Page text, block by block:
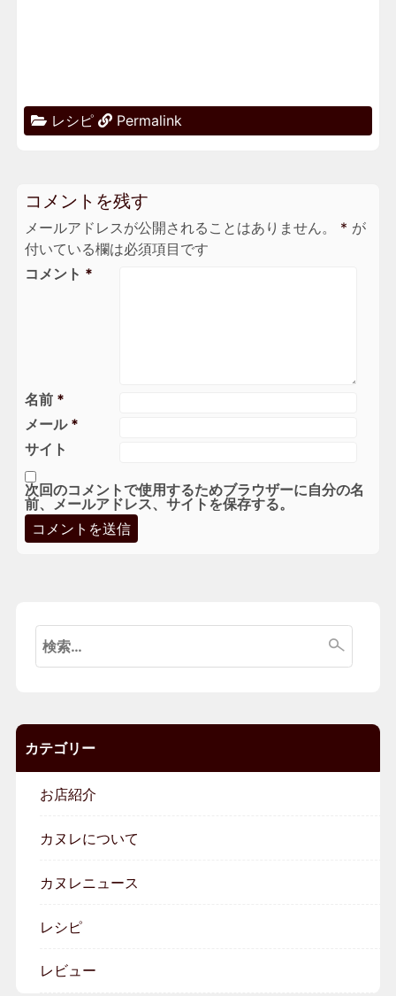
レシピ Permalink
コメントを残す
メールアドレスが公開されることはありません。 * が
付いている欄は必須項目です
コメント *
名前 *
メール *
サイト
次回のコメントで使用するためブラウザーに自分の名
前、メールアドレス、サイトを保存する。
検
索:
カテゴリー
お店紹介
カヌレについて
カヌレニュース
レシピ
レビュー